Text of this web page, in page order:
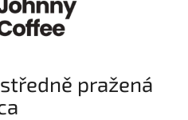
pražená